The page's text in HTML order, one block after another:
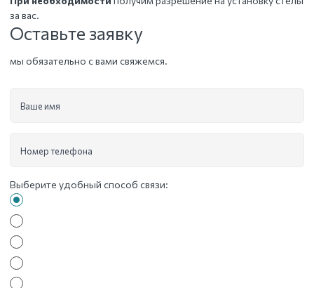
за вас.
Оставьте заявку
мы обязательно с вами свяжемся.
Ваше имя
Номер телефона
Выберите удобный способ связи: